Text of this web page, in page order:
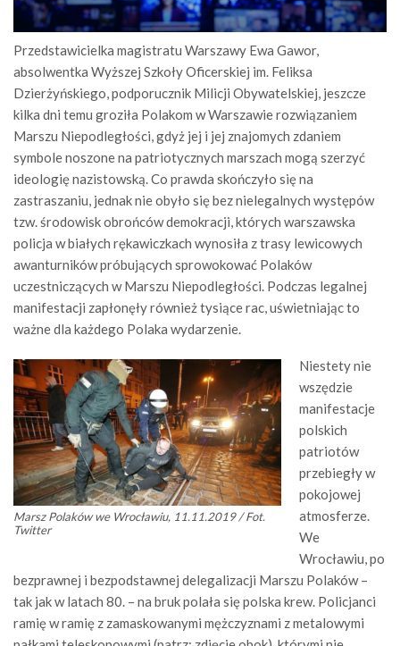
Przedstawicielka magistratu Warszawy Ewa Gawor,
absolwentka Wyższej Szkoły Oficerskiej im. Feliksa
Dzierżyńskiego, podporucznik Milicji Obywatelskiej, jeszcze
kilka dni temu groziła Polakom w Warszawie rozwiązaniem
Marszu Niepodległości, gdyż jej i jej znajomych zdaniem
symbole noszone na patriotycznych marszach mogą szerzyć
ideologię nazistowską. Co prawda skończyło się na
zastraszaniu, jednak nie obyło się bez nielegalnych występów
tzw. środowisk obrońców demokracji, których warszawska
policja w białych rękawiczkach wynosiła z trasy lewicowych
awanturników próbujących sprowokować Polaków
uczestniczących w Marszu Niepodległości. Podczas legalnej
manifestacji zapłonęły również tysiące rac, uświetniając to
ważne dla każdego Polaka wydarzenie.
Marsz Polaków we Wrocławiu, 11.11.2019 / Fot.
Twitter
Niestety nie
wszędzie
manifestacje
polskich
patriotów
przebiegły w
pokojowej
atmosferze.
We
Wrocławiu, po
bezprawnej i bezpodstawnej delegalizacji Marszu Polaków –
tak jak w latach 80. – na bruk polała się polska krew. Policjanci
ramię w ramię z zamaskowanymi mężczyznami z metalowymi